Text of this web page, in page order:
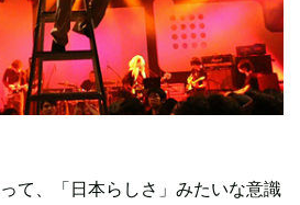
て、「日本らしさ」みたいな意識